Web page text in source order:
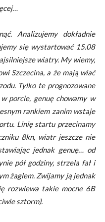
Analizujemy dokładnie
się wystartować 15.08
wiatry. My wiemy,
Szczecina, a że mają wiać
Tylko te prognozowane
porcie, genuę chowamy w
rankiem zanim wstaje
Linię startu przecinamy
8kn, wiatr jeszcze nie
jednak genuę… od
pół godziny, strzela fał i
żaglem. Zwijamy ją jednak
rozwiewa takie mocne 6B
sztorm).